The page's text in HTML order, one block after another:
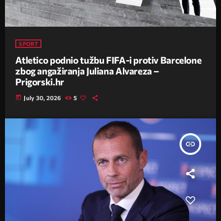
SPORT
Atletico podnio tužbu FIFA-i protiv Barcelone
zbog angažiranja Juliana Alvareza –
Prigorski.hr
today July 30, 2026 5
insert_link